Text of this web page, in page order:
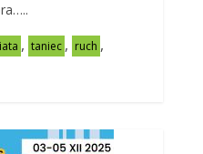
, taniec , ruch ,